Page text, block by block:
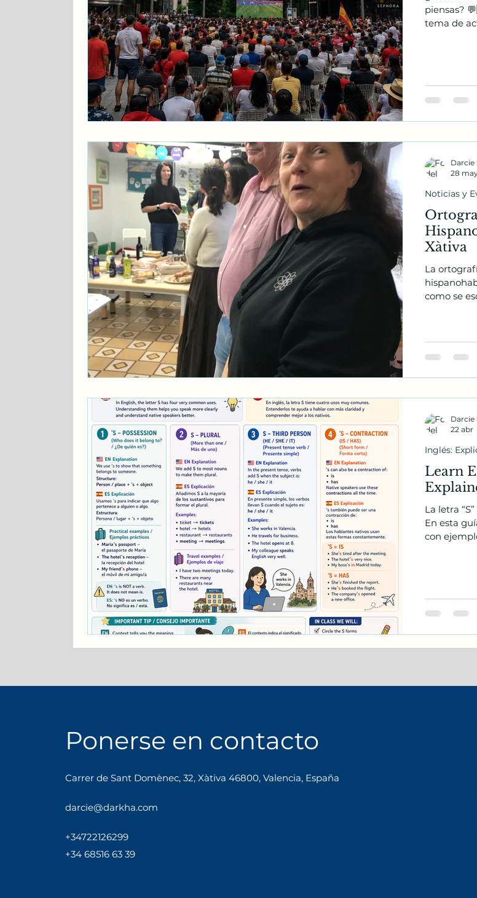
piensas?
tema de
Xàtiva
La
como se
Noticias y
Darcie
28
Learn
La letra
En esta
con
Inglés:
Darcie
22 abr
Ponerse en contacto
Carrer de Sant Domènec, 32, Xàtiva 46800, Valencia, España
darcie@darkha.com
+34722126299
+34 68516 63 39